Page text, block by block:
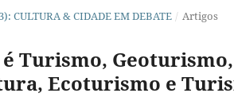
CULTURA & CIDADE EM DEBATE / Artigos
Turismo,
Ecoturismo e